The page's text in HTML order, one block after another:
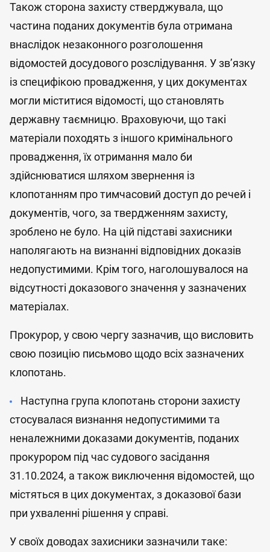
Також сторона захисту стверджувала, що
частина поданих документів була отримана
внаслідок незаконного розголошення
відомостей досудового розслідування. У зв’язку
із специфікою провадження, у цих документах
могли міститися відомості, що становлять
державну таємницю. Враховуючи, що такі
матеріали походять з іншого кримінального
провадження, їх отримання мало би
здійснюватися шляхом звернення із
клопотанням про тимчасовий доступ до речей і
документів, чого, за твердженням захисту,
зроблено не було. На цій підставі захисники
наполягають на визнанні відповідних доказів
недопустимими. Крім того, наголошувалося на
відсутності доказового значення у зазначених
матеріалах.
Прокурор, у свою чергу зазначив, що висловить
свою позицію письмово щодо всіх зазначених
клопотань.
Наступна група клопотань сторони захисту
стосувалася визнання недопустимими та
неналежними доказами документів, поданих
прокурором під час судового засідання
31.10.2024, а також виключення відомостей, що
містяться в цих документах, з доказової бази
при ухваленні рішення у справі.
У своїх доводах захисники зазначили таке: